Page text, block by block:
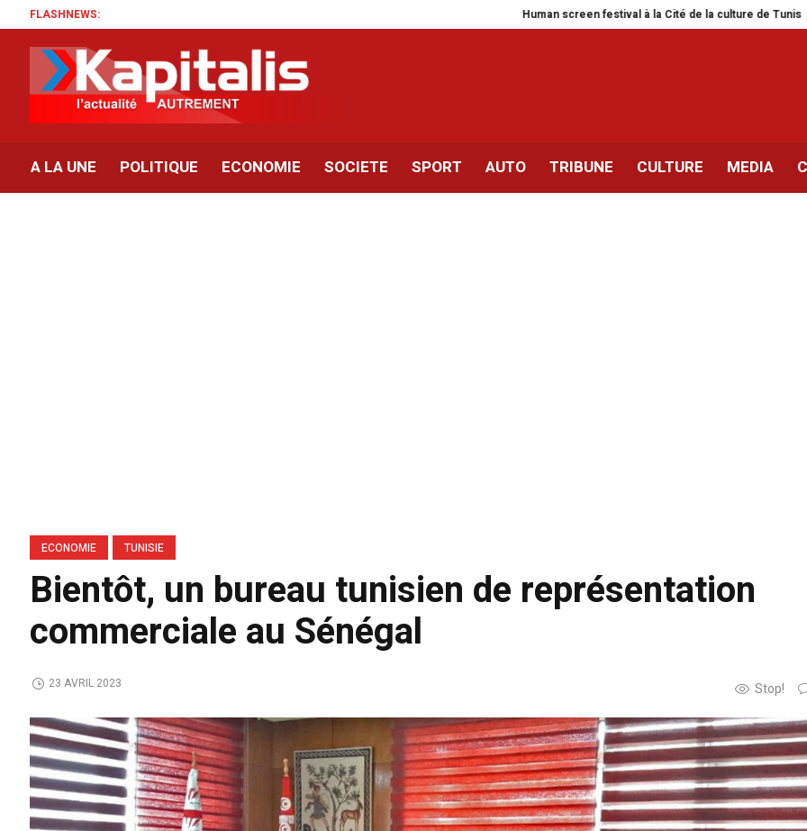
FLASHNEWS: Human screen festival à la Cité de la culture de Tunis Siliana |
A LA UNE POLITIQUE ECONOMIE SOCIETE SPORT AUTO TRIBUNE CULTURE MEDIA
ECONOMIE TUNISIE
Bientôt, un bureau tunisien de représentation
commerciale au Sénégal
Stop!
23 AVRIL 2023